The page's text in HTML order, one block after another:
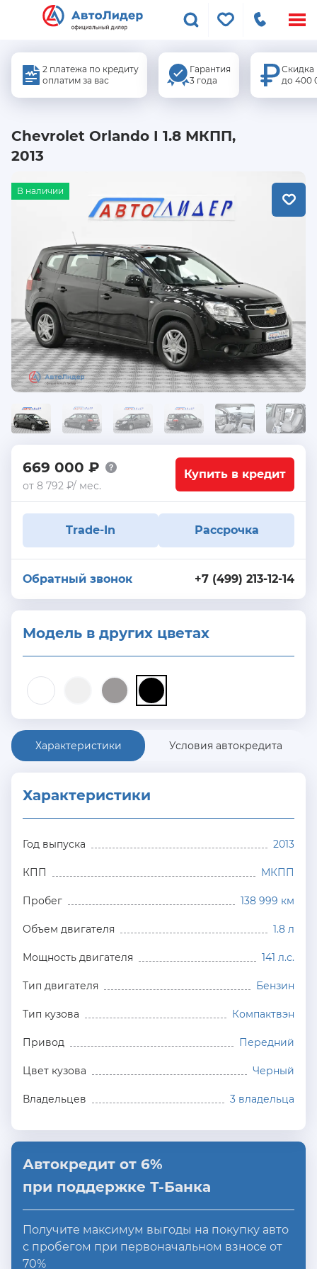
2 платежа по кредиту
оплатим за вас
Гарантия
3 года
Скидка
до 400
Chevrolet Orlando I 1.8 МКПП,
2013
В наличии
669 000 ₽
от 8 792 ₽/ мес.
Купить в кредит
Trade-In Рассрочка
+7 (499) 213-12-14
Обратный звонок
Модель в других цветах
Характеристики Условия автокредита
Характеристики
Год выпуска 2013
КПП МКПП
Пробег 138 999 км
Объем двигателя 1.8 л
Мощность двигателя 141 л.с.
Тип двигателя Бензин
Тип кузова Компактвэн
Привод Передний
Цвет кузова Черный
Владельцев 3 владельца
Автокредит от 6%
при поддержке Т-Банка
Получите максимум выгоды на покупку авто
с пробегом при первоначальном взносе от
70%